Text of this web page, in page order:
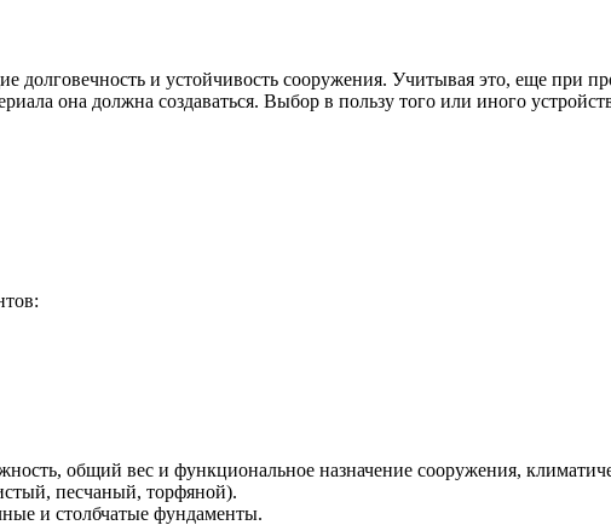
и устойчивость сооружения. Учитывая это, еще при
она должна создаваться. Выбор в пользу того или иного
общий вес и функциональное назначение сооружения,
песчаный, торфяной).
и столбчатые фундаменты.